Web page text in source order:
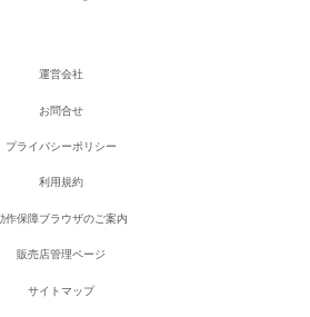
運営会社
お問合せ
プライバシーポリシー
利用規約
作保障ブラウザのご案内
販売店管理ページ
サイトマップ